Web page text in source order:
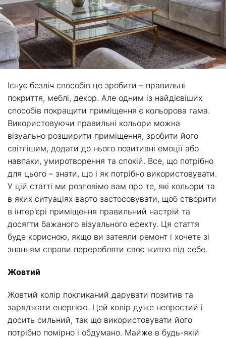
Існує безліч способів це зробити – правильні
покриття, меблі, декор. Але одним із найдієвіших
способів покращити приміщення є кольорова гама.
Використовуючи правильні кольори можна
візуально розширити приміщення, зробити його
світлішим, додати до нього позитивні емоції або
навпаки, умиротворення та спокій. Все, що потрібно
для цього – знати, що і як потрібно використовувати.
У цій статті ми розповімо вам про те, які кольори та
в яких ситуаціях варто застосовувати, щоб створити
в інтер'єрі приміщення правильний настрій та
досягти бажаного візуального ефекту. Ця стаття
буде корисною, якщо ви затеяли ремонт і хочете зі
знанням справи переробляти своє житло під себе.
Жовтий
Жовтий колір покликаний дарувати позитив та
заряджати енергією. Цей колір дуже непростий і
досить сильний, так що використовувати його
потрібно помірно і обдумано. Майже в будь-якій